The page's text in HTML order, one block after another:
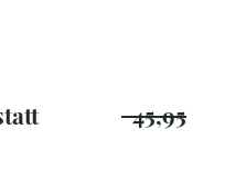
statt 45,95